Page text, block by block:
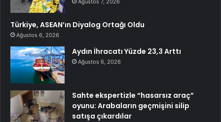
Ağustos 7, 2026
Türkiye, ASEAN’ın Diyalog Ortağı Oldu
Ağustos 6, 2026
Aydın İhracatı Yüzde 23,3 Arttı
Ağustos 6, 2026
Sahte ekspertizle “hasarsız araç”
oyunu: Arabaların geçmişini silip
satışa çıkardılar